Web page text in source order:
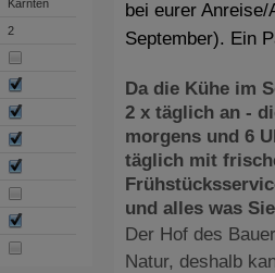
Kärnten
2
bei eurer
September). Ein
Da die Kühe im
2 x täglich an -
morgens und 6
täglich mit
und alles was
Der Hof des
Natur, deshalb